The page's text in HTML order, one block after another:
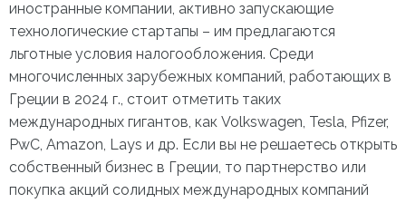
иностранные компании, активно запускающие
технологические стартапы – им предлагаются
льготные условия налогообложения. Среди
многочисленных зарубежных компаний, работающих в
Греции в 2024 г., стоит отметить таких
международных гигантов, как Volkswagen, Tesla, Pfizer,
PwC, Amazon, Lays и др. Если вы не решаетесь открыть
собственный бизнес в Греции, то партнерство или
покупка акций солидных международных компаний